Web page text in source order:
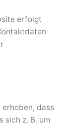
erfolgt
dass
sich z. B. um